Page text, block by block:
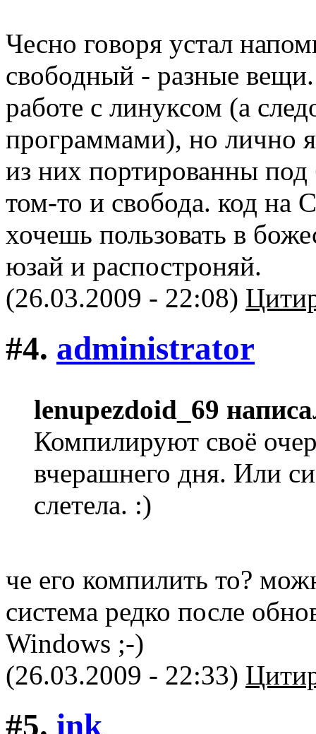
Чесно говоря устал
свободный - разные
работе с линуксом (а
программами), но лично
из них портированны
том-то и свобода. код
хочешь пользовать в
юзай и распостроняй.
(26.03.2009 - 22:08)
#4. administrator
lenupezdoid_69
Компилируют своё
вчерашнего дня. Или
слетела. :)
че его компилить то?
система редко после
Windows ;-)
(26.03.2009 - 22:33)
#5. ink